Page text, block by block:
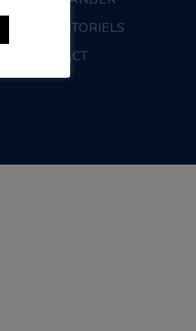
LES TUTORIELS
CONTACT